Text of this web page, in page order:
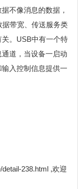
不像消息的数据，
带宽、传送服务类
。USB中有一个特
道，当设备一启动
入控制信息提供一
238.html ,欢迎